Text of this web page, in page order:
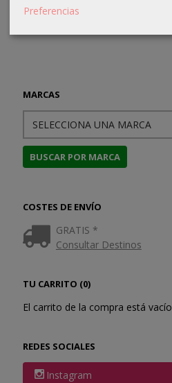
MARCAS
COSTES DE ENVÍO
GRATIS *
Consultar Destinos
TU CARRITO (0)
El carrito de la compra está vacío
REDES SOCIALES
Instagram
Preferencias